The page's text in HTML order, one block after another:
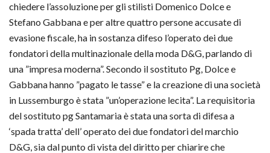
chiedere l’assoluzione per gli stilisti Domenico Dolce e
Stefano Gabbana e per altre quattro persone accusate di
evasione fiscale, ha in sostanza difeso l’operato dei due
fondatori della multinazionale della moda D&G, parlando di
una ”impresa moderna”. Secondo il sostituto Pg, Dolce e
Gabbana hanno ”pagato le tasse” e la creazione di una società
in Lussemburgo è stata ”un’operazione lecita”. La requisitoria
del sostituto pg Santamaria è stata una sorta di difesa a
‘spada tratta’ dell’ operato dei due fondatori del marchio
D&G, sia dal punto di vista del diritto per chiarire che